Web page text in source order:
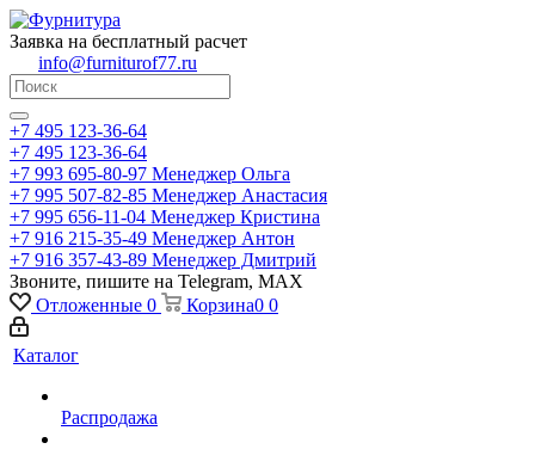
Заявка на бесплатный расчет
info@furniturof77.ru
+7 495 123-36-64
+7 495 123-36-64
+7 993 695-80-97 Менеджер Ольга
+7 995 507-82-85 Менеджер Анастасия
+7 995 656-11-04 Менеджер Кристина
+7 916 215-35-49 Менеджер Антон
+7 916 357-43-89 Менеджер Дмитрий
Звоните, пишите на Telegram, MAX
Отложенные 0 Корзина0 0
Каталог
Распродажа